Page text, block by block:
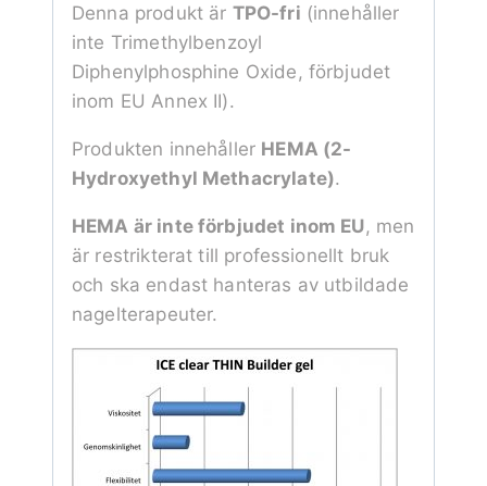
Denna produkt är TPO-fri (innehåller
inte Trimethylbenzoyl
Diphenylphosphine Oxide, förbjudet
inom EU Annex II).
Produkten innehåller HEMA (2-
Hydroxyethyl Methacrylate).
HEMA är inte förbjudet inom EU, men
är restrikterat till professionellt bruk
och ska endast hanteras av utbildade
nagelterapeuter.